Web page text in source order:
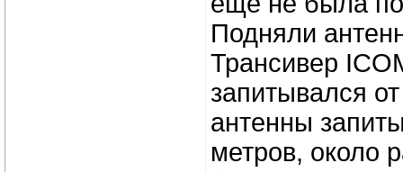
Подняли
Трансивер
запитывался
антенны
метров, около